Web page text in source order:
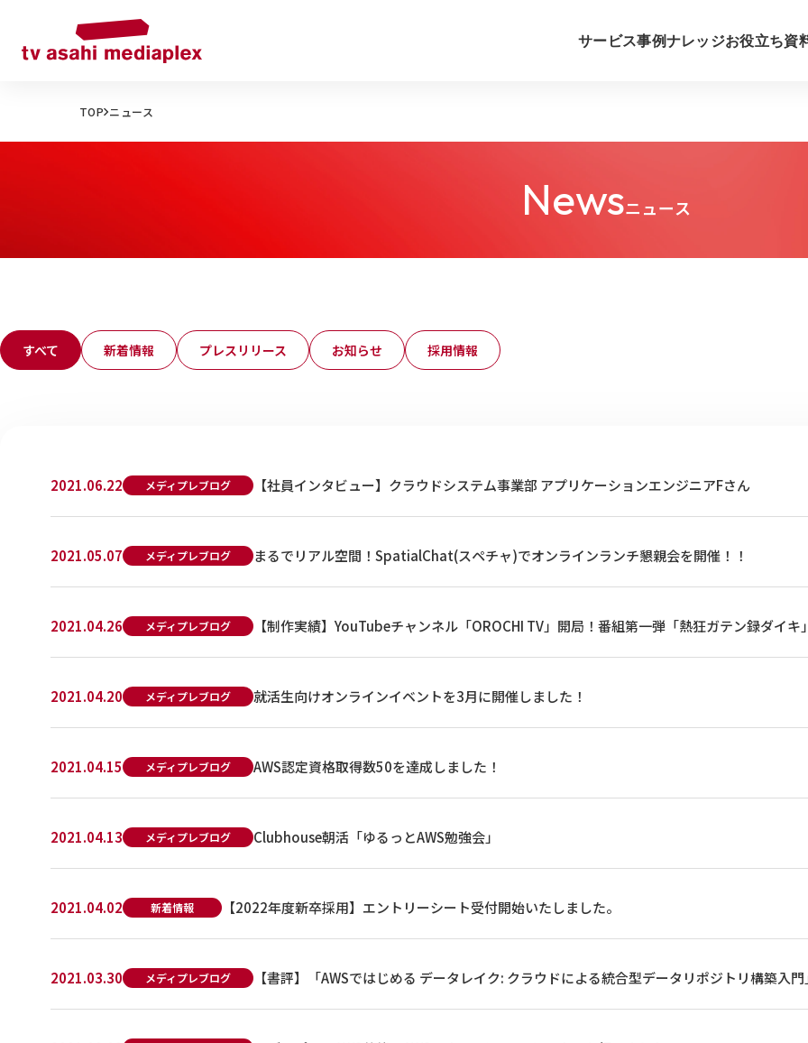
サービス事例ナレッジお役立ち資
TOP ニュース
Newsニュース
すべて 新着情報 プレスリリース お知らせ 採用情報
2021.06.22 メディプレブログ 【社員インタビュー】クラウドシステム事業部 アプリケーションエンジニアFさん
2021.05.07 メディプレブログ まるでリアル空間！SpatialChat(スペチャ)でオンラインランチ懇親会を開催！！
2021.04.26 メディプレブログ 【制作実績】YouTubeチャンネル「OROCHI TV」開局！番組第一弾「熱狂ガテン録ダイキ
2021.04.20 メディプレブログ 就活生向けオンラインイベントを3月に開催しました！
2021.04.15 メディプレブログ AWS認定資格取得数50を達成しました！
2021.04.13 メディプレブログ Clubhouse朝活「ゆるっとAWS勉強会」
2021.04.02 新着情報 【2022年度新卒採用】エントリーシート受付開始いたしました。
2021.03.30 メディプレブログ 【書評】「AWSではじめる データレイク: クラウドによる統合型データリポジトリ構築入門